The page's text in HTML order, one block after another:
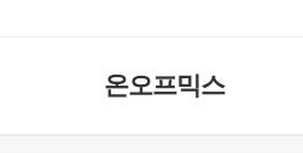
온오프믹스